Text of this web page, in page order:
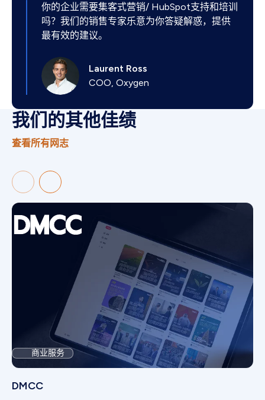
你的企业需要集客式营销/ HubSpot支持和培训
吗？我们的销售专家乐意为你答疑解惑，提供
最有效的建议。
Laurent Ross
COO, Oxygen
我们的其他佳绩
查看所有网志
商业服务
DMCC